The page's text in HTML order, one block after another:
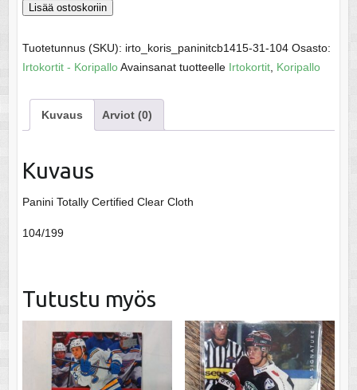
Pierce,
-
NBA
15
määrä
Lisää ostoskoriin
Tuotetunnus (SKU): irto_koris_paninitcb1415-31-104 Osasto:
Irtokortit - KoripalloAvainsanat tuotteelle Irtokortit, Koripallo
Kuvaus Arviot (0)
Kuvaus
Panini Totally Certified Clear Cloth
104/199
Tutustu myös